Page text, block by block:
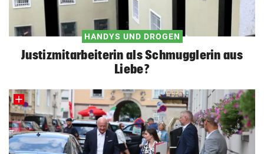
HANDYS UND DROGEN
Justizmitarbeiterin als Schmugglerin aus
Liebe?